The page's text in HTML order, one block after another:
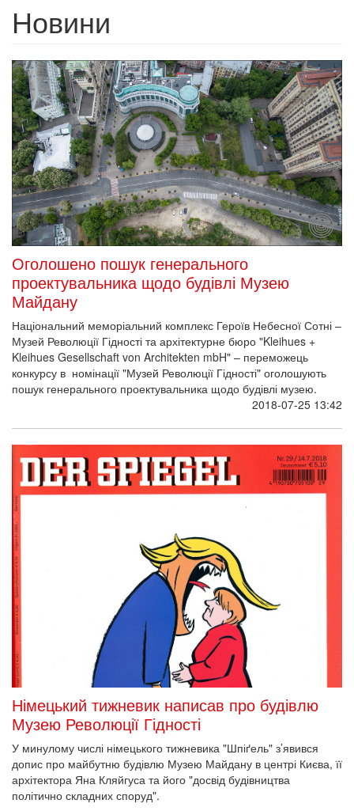
Новини
Оголошено пошук генерального
проектувальника щодо будівлі Музею
Майдану
Національний меморіальний комплекс Героїв Небесної Сотні –
Музей Революції Гідності та архітектурне бюро "Kleihues +
Kleihues Gesellschaft von Architekten mbH" – переможець
конкурсу в номінації "Музей Революції Гідності" оголошують
пошук генерального проектувальника щодо будівлі музею.
2018-07-25 13:42
Німецький тижневик написав про будівлю
Музею Революції Гідності
У минулому числі німецького тижневика "Шпіґель" з’явився
допис про майбутню будівлю Музею Майдану в центрі Києва, її
архітектора Яна Кляйгуса та його "досвід будівництва
політично складних споруд".